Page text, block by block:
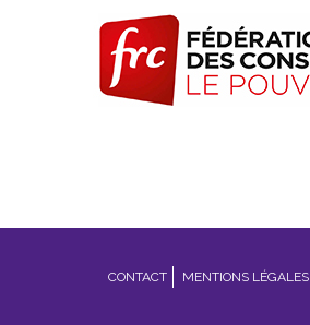
FooterCONTACT MENTIONS LÉGALES